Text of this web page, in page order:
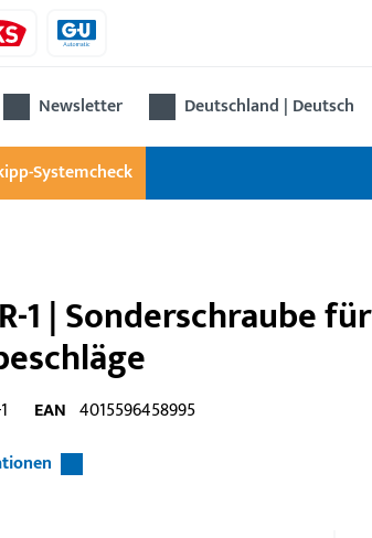
Newsletter Deutschland | Deutsch
Systemcheck
1 | Sonderschraube für
EAN 4015596458995